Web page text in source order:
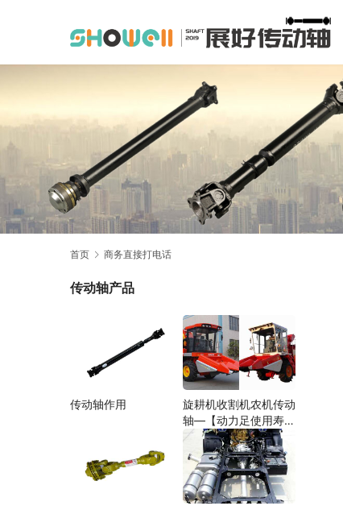
首页 商务直接打电话
传动轴产品
传动轴作用
旋耕机收割机农机传动
轴—【动力足使用寿命
久】